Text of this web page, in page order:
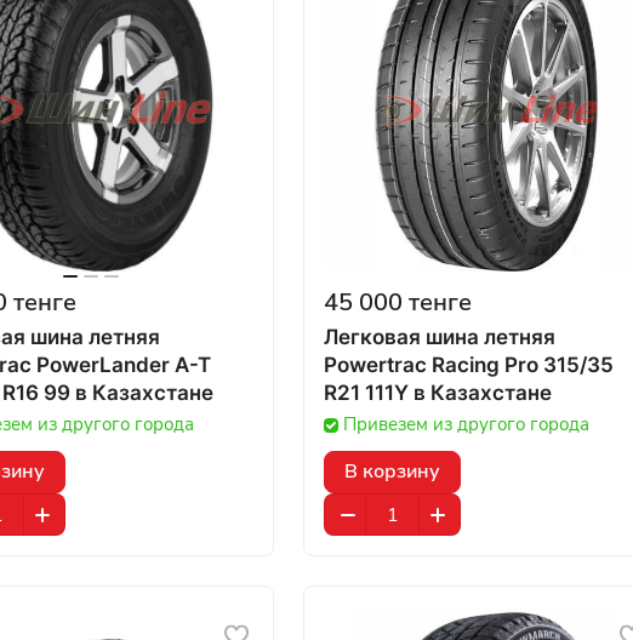
тенге
шина летняя
PowerLander A-T
215/70 R16 99 в Казахстане
из другого города
45 000 тенге
Легковая шина летняя
Powertrac Racing Pro 315/35
R21 111Y в Казахстане
Привезем из другого города
В корзину